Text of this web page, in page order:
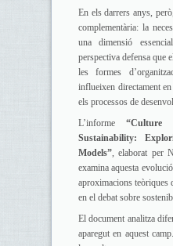
En els darrers anys,
complementària: la
una dimensió
perspectiva defensa que
les formes
influeixen directament
els processos de
L’informe
Sustainability:
Models”, elaborat per
examina aquesta
aproximacions teòriques
en el debat sobre
El document analitza
aparegut en aquest